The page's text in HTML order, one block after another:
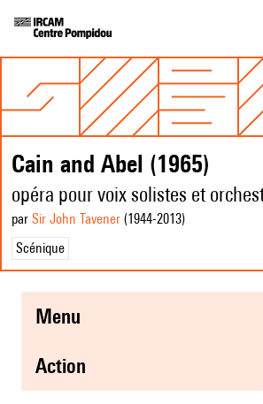
Cain and Abel (1965)
opéra pour voix solistes et
par Sir John Tavener (1944-2013)
Scénique
menu
action